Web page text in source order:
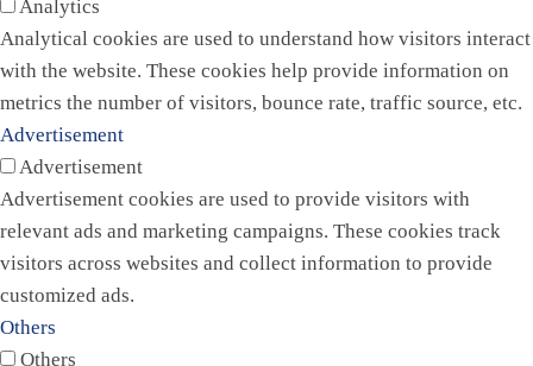
Analytics
Analytical cookies are used to understand how visitors interact
with the website. These cookies help provide information on
metrics the number of visitors, bounce rate, traffic source, etc.
Advertisement
Advertisement
Advertisement cookies are used to provide visitors with
relevant ads and marketing campaigns. These cookies track
visitors across websites and collect information to provide
customized ads.
Others
Others